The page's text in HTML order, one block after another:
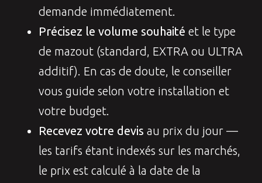
demande immédiatement.
Précisez le volume souhaité et le type
de mazout (standard, EXTRA ou ULTRA
additif). En cas de doute, le conseiller
vous guide selon votre installation et
votre budget.
Recevez votre devis au prix du jour —
les tarifs étant indexés sur les marchés,
le prix est calculé à la date de la